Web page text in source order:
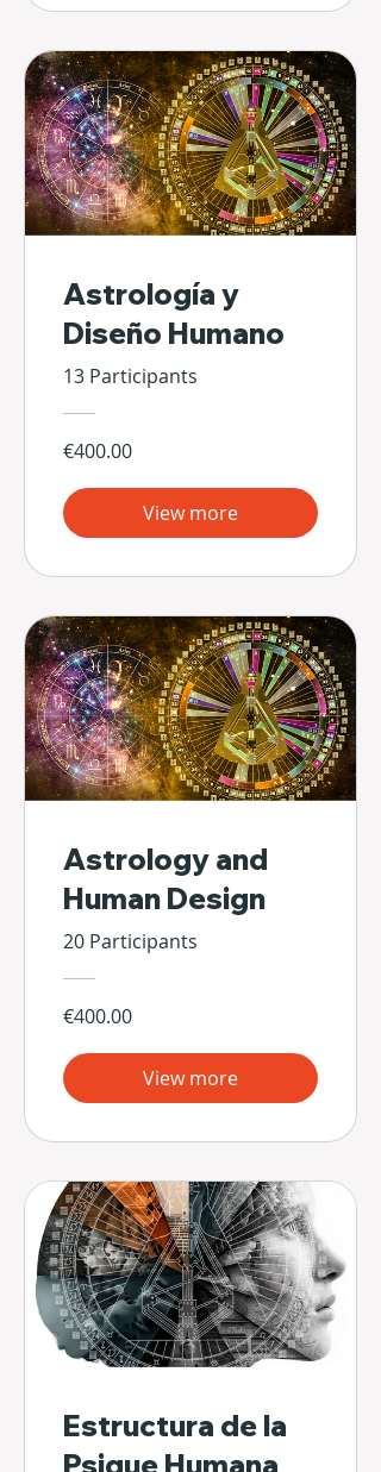
Astrología y
Diseño Humano
13 Participants
€400.00
View more
Astrology and
Human Design
20 Participants
€400.00
View more
Estructura de la
Psique Humana